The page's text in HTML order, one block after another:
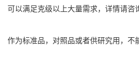
可以满足克级以上大量需求，详情请咨
作为标准品，对照品或者供研究用，不